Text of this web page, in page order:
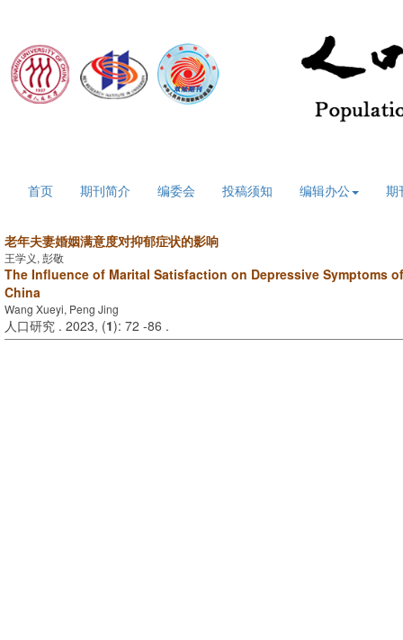
首页 期刊简介 编委会 投稿须知 编辑办公 期
老年夫妻婚姻满意度对抑郁症状的影响
王学义, 彭敬
The Influence of Marital Satisfaction on Depressive Symptoms
China
Wang Xueyi, Peng Jing
人口研究 . 2023, (1): 72 -86 .